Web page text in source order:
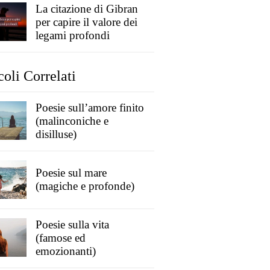
La citazione di Gibran
per capire il valore dei
legami profondi
Correlati
Poesie sull’amore finito
(malinconiche e
disilluse)
Poesie sul mare
(magiche e profonde)
Poesie sulla vita
(famose ed
emozionanti)